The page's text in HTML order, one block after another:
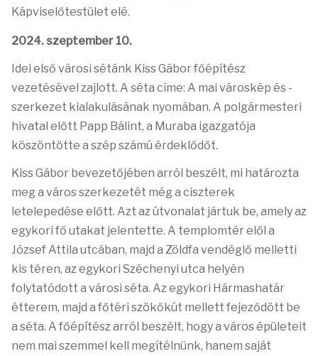
Kápviselőtestület elé.
2024. szeptember 10.
Idei első városi sétánk Kiss Gábor főépítész
vezetésével zajlott. A séta címe: A mai városkép és -
szerkezet kialakulásának nyomában. A polgármesteri
hivatal előtt Papp Bálint, a Muraba igazgatója
köszöntötte a szép számú érdeklődőt.
Kiss Gábor bevezetőjében arról beszélt, mi határozta
meg a város szerkezetét még a ciszterek
letelepedése előtt. Azt az útvonalat jártuk be, amely az
egykori fő utakat jelentette. A templomtér elől a
József Attila utcában, majd a Zöldfa vendéglő melletti
kis téren, az egykori Széchenyi utca helyén
folytatódott a városi séta. Az egykori Hármashatár
étterem, majd a főtéri szökőkút mellett fejeződött be
a séta. A főépítész arról beszélt, hogy a város épületeit
nem mai szemmel kell megítélnünk, hanem saját